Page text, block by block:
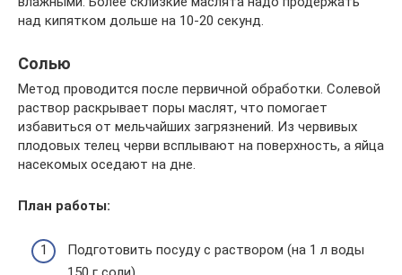
над кипятком дольше на 10-20 секунд.
Солью
Метод проводится после первичной обработки. Солевой
раствор раскрывает поры маслят, что помогает
избавиться от мельчайших загрязнений. Из червивых
плодовых телец черви всплывают на поверхность, а яйца
насекомых оседают на дне.
План работы:
Подготовить посуду с раствором (на 1 л воды